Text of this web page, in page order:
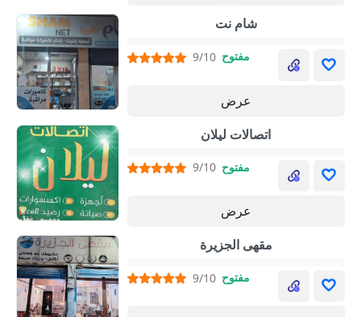
شام نت
9/10 مفتوح
عرض
اتصالات ليلان
9/10 مفتوح
عرض
مقهى الجزيرة
9/10 مفتوح